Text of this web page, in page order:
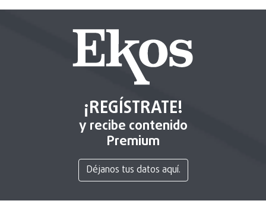
¡REGÍSTRATE!
y recibe contenido
Premium
Déjanos tus datos aquí.